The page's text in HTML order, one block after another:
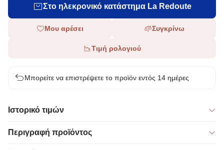
Στο ηλεκρονικό κατάστημα La Redoute
Μου αρέσει Συγκρίνω
Τιμή ρολογιού
Μπορείτε να επιστρέψετε το προϊόν εντός 14 ημέρες
Ιστορικό τιμών
Περιγραφή προϊόντος